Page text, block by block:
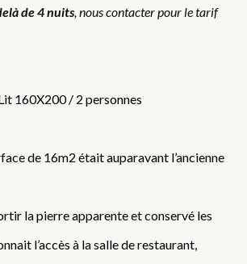
de 4 nuits , nous contacter pour le tarif
160X200 / 2 personnes
de 16m2 était auparavant l’ancienne
la pierre apparente et conservé les
l’accès à la salle de restaurant,